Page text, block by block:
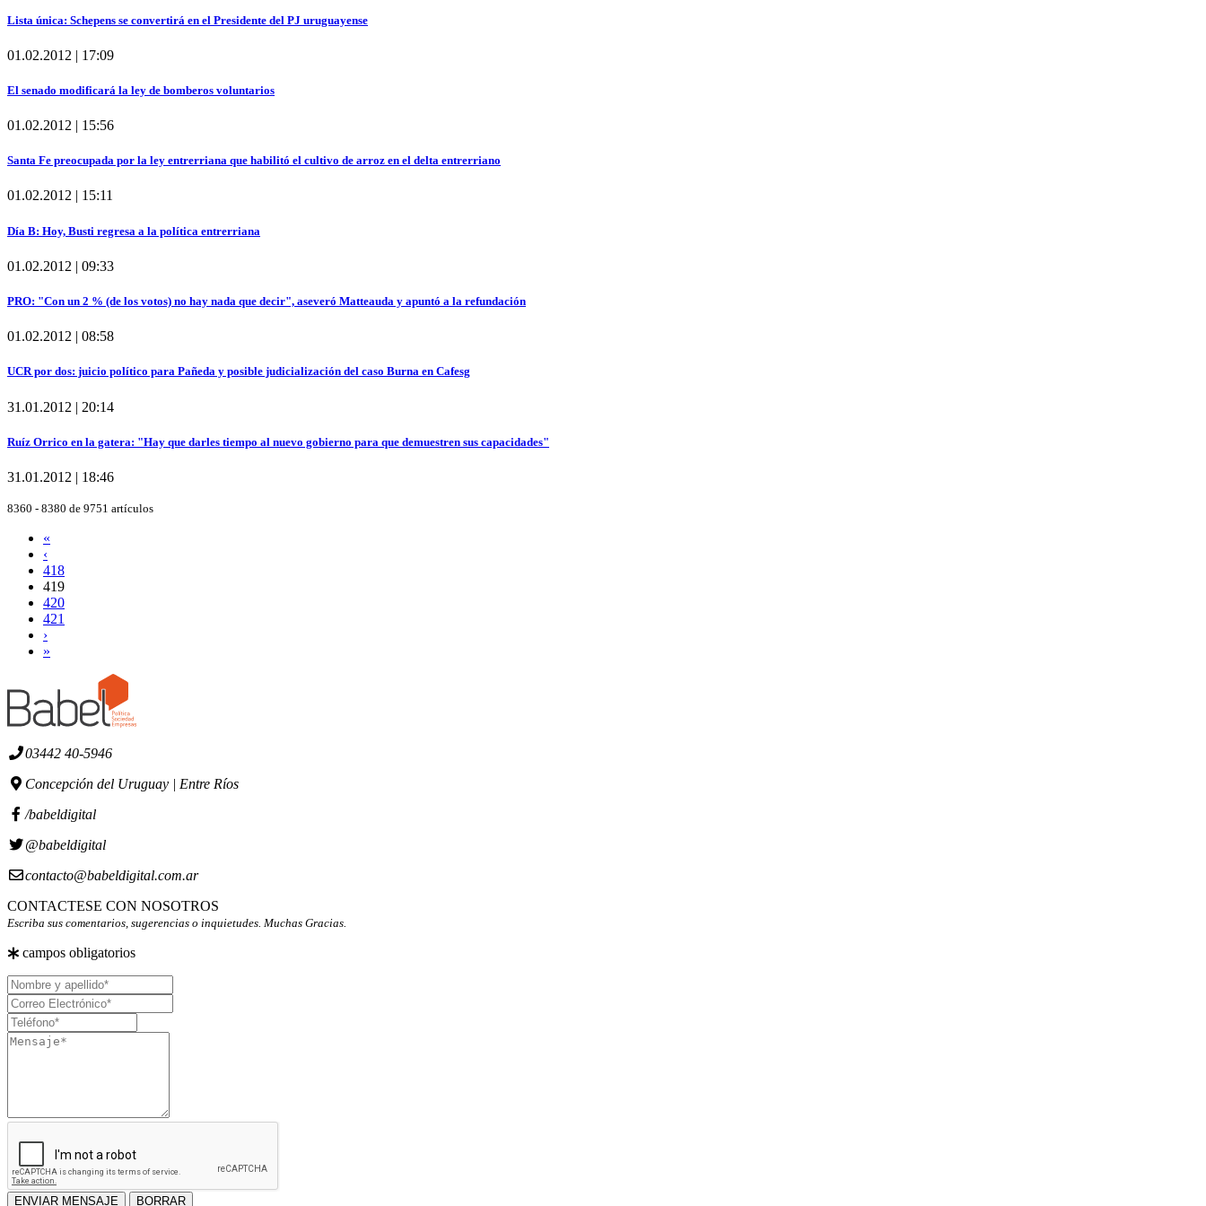
Lista única: Schepens se convertirá en el Presidente del PJ uruguayense
01.02.2012 | 17:09
El senado modificará la ley de bomberos voluntarios
01.02.2012 | 15:56
Santa Fe preocupada por la ley entrerriana que habilitó el cultivo de arroz en el delta entrerriano
01.02.2012 | 15:11
Día B: Hoy, Busti regresa a la política entrerriana
01.02.2012 | 09:33
PRO: "Con un 2 % (de los votos) no hay nada que decir", aseveró Matteauda y apuntó a la refundación
01.02.2012 | 08:58
UCR por dos: juicio político para Pañeda y posible judicialización del caso Burna en Cafesg
31.01.2012 | 20:14
Ruíz Orrico en la gatera: "Hay que darles tiempo al nuevo gobierno para que demuestren sus capacidades"
31.01.2012 | 18:46
8360 - 8380 de 9751 artículos
«
‹
418
419
420
421
›
»
03442 40-5946
Concepción del Uruguay | Entre Ríos
/babeldigital
@babeldigital
contacto@babeldigital.com.ar
CONTACTESE CON NOSOTROS
Escriba sus comentarios, sugerencias o inquietudes. Muchas Gracias.
campos obligatorios
Nombre
y
apellido
Correo
Electrónico
Teléfono
Mensaje
ENVIAR MENSAJE BORRAR